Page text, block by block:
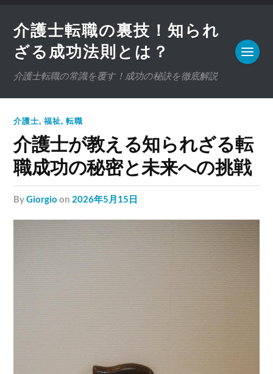
介護士転職の裏技！知られ
ざる成功法則とは？
介護士転職の常識を覆す！成功の秘訣を徹底解説
介護士,福祉,転職
介護士が教える知られざる転
職成功の秘密と未来への挑戦
byGiorgio on 2026年5月15日